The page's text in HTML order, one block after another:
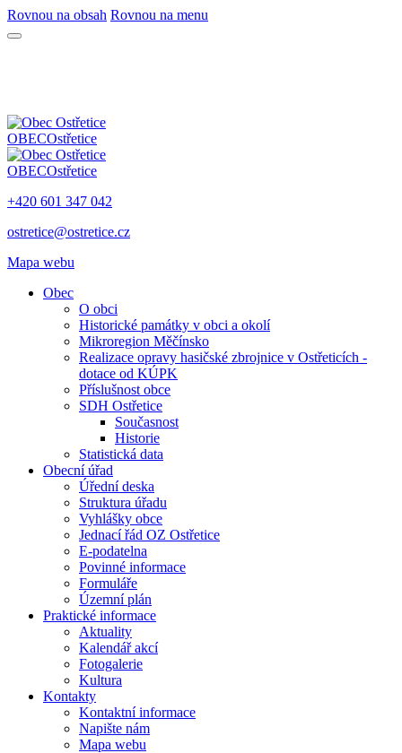
Rovnou na obsah Rovnou na menu
OBECOstřetice
OBECOstřetice
+420 601 347 042
ostretice@ostretice.cz
Mapa webu
Obec
O obci
Historické památky v obci a okolí
Mikroregion Měčínsko
Realizace opravy hasičské zbrojnice v Ostřeticích -
dotace od KÚPK
Příslušnost obce
SDH Ostřetice
Současnost
Historie
Statistická data
Obecní úřad
Úřední deska
Struktura úřadu
Vyhlášky obce
Jednací řád OZ Ostřetice
E-podatelna
Povinné informace
Formuláře
Územní plán
Praktické informace
Aktuality
Kalendář akcí
Fotogalerie
Kultura
Kontakty
Kontaktní informace
Napište nám
Mapa webu